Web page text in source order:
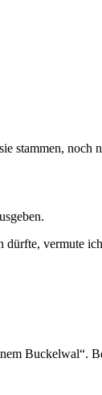
stammen, noch
vermute
Buckelwal“.